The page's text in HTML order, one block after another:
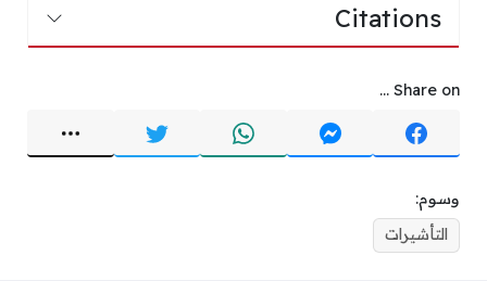
Citations
Share on ...
وسوم:
التأشيرات